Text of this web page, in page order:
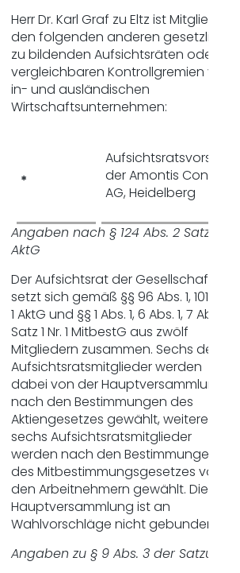
Herr Dr. Karl Graf zu Eltz ist Mitglied in
den folgenden anderen gesetzlich
zu bildenden Aufsichtsräten oder
vergleichbaren Kontrollgremien von
in- und ausländischen
Wirtschaftsunternehmen:
*
der Amontis
AG, Heidelberg
Angaben nach § 124 Abs. 2 Satz 1
AktG
Der Aufsichtsrat der Gesellschaft
setzt sich gemäß §§ 96 Abs. 1, 101 Abs.
1 AktG und §§ 1 Abs. 1, 6 Abs. 1, 7 Abs. 1
Satz 1 Nr. 1 MitbestG aus zwölf
Mitgliedern zusammen. Sechs der
Aufsichtsratsmitglieder werden
dabei von der Hauptversammlung
nach den Bestimmungen des
Aktiengesetzes gewählt, weitere
sechs Aufsichtsratsmitglieder
werden nach den Bestimmungen
des Mitbestimmungsgesetzes von
den Arbeitnehmern gewählt. Die
Hauptversammlung ist an
Wahlvorschläge nicht gebunden.
Angaben zu § 9 Abs. 3 der Satzung